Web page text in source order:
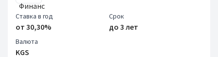
Ставка в год
от 30,30%
Срок
до 3 лет
Валюта
KGS